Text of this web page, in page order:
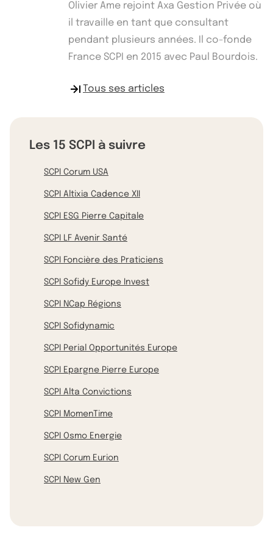
Olivier Ame rejoint Axa Gestion Privée où
il travaille en tant que consultant
pendant plusieurs années. Il co-fonde
France SCPI en 2015 avec Paul Bourdois.
Tous ses articles
Les 15 SCPI à suivre
SCPI Corum USA
SCPI Altixia Cadence XII
SCPI ESG Pierre Capitale
SCPI LF Avenir Santé
SCPI Foncière des Praticiens
SCPI Sofidy Europe Invest
SCPI NCap Régions
SCPI Sofidynamic
SCPI Perial Opportunités Europe
SCPI Epargne Pierre Europe
SCPI Alta Convictions
SCPI MomenTime
SCPI Osmo Energie
SCPI Corum Eurion
SCPI New Gen